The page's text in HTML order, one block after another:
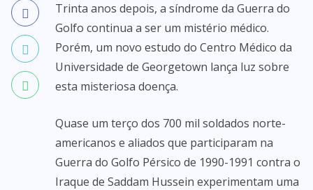
Trinta anos depois, a síndrome da Guerra do
Golfo continua a ser um mistério médico.
Porém, um novo estudo do Centro Médico da
Universidade de Georgetown lança luz sobre
esta misteriosa doença.
Quase um terço dos 700 mil soldados norte-
americanos e aliados que participaram na
Guerra do Golfo Pérsico de 1990-1991 contra o
Iraque de Saddam Hussein experimentam uma